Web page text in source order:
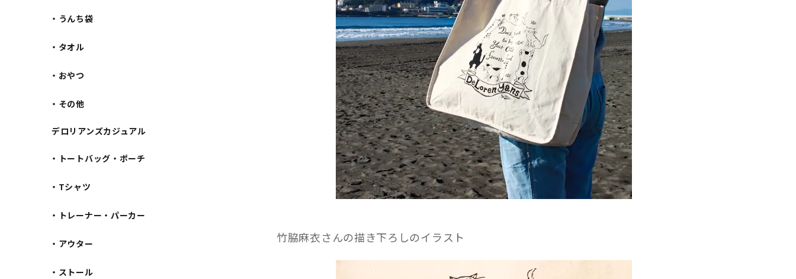
竹脇麻衣さんの描き下ろしのイラスト
・うんち袋
・タオル
・おやつ
・その他
デロリアンズカジュアル
・トートバッグ・ポーチ
・Tシャツ
・トレーナー・パーカー
・アウター
・ストール